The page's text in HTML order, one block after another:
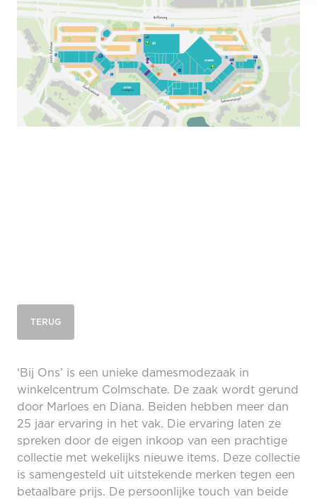
TERUG
‘Bij Ons’ is een unieke damesmodezaak in
winkelcentrum Colmschate. De zaak wordt gerund
door Marloes en Diana. Beiden hebben meer dan
25 jaar ervaring in het vak. Die ervaring laten ze
spreken door de eigen inkoop van een prachtige
collectie met wekelijks nieuwe items. Deze collectie
is samengesteld uit uitstekende merken tegen een
betaalbare prijs. De persoonlijke touch van beide